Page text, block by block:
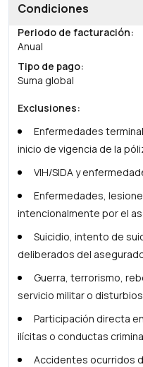
Condiciones
Periodo de facturación:
Anual
Tipo de pago:
Suma global
Exclusiones:
Enfermedades
inicio de vigencia de la
VIH/SIDA y
Enfermedades,
intencionalmente por el
Suicidio, intento de
deliberados del
Guerra, terrorismo,
servicio militar o
Participación directa
ilícitas o conductas
Accidentes ocurridos